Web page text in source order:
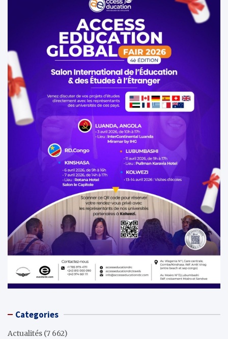
Categories
Actualités (7 662)